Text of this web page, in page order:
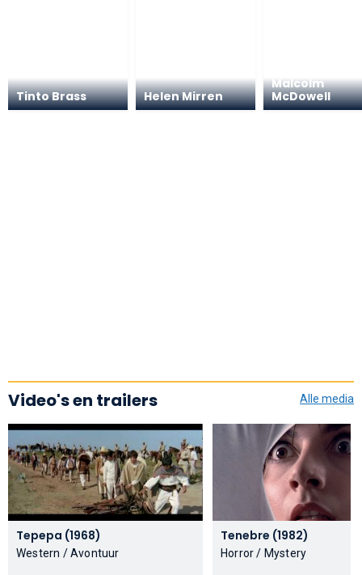
Tinto Brass Helen Mirren
Malcolm
McDowell
Video's en trailers Alle media
Tepepa (1968)
Western / Avontuur
Tenebre (1982)
Horror / Mystery